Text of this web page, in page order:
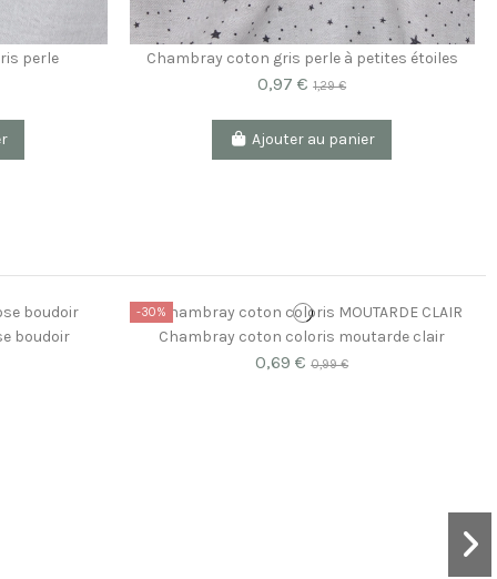
perle Chambray coton gris perle à petites étoiles
0,97 €1,29 €
Ajouter au panier
boudoir
-30%
Chambray coton coloris moutarde clair
0,69 €0,99 €